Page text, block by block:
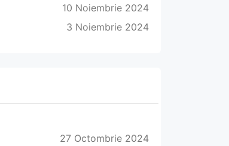
10 Noiembrie 2024
3 Noiembrie 2024
27 Octombrie 2024